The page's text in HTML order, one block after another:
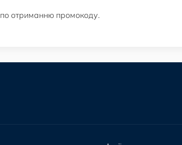
по отриманню промокоду.